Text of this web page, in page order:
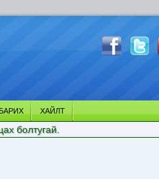
ХАЙЛТ
болтугай.